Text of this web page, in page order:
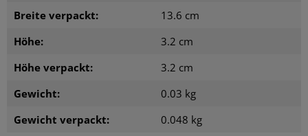
Breite verpackt:
13.6 cm
Höhe:
3.2 cm
Höhe verpackt:
3.2 cm
Gewicht:
0.03 kg
Gewicht verpackt:
0.048 kg